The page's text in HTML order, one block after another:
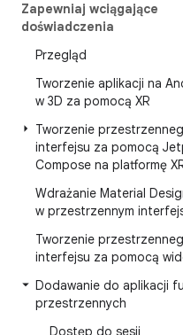
Zapewniaj wciągające
doświadczenia
Przegląd
Tworzenie aplikacji na
w 3D za pomocą XR
Tworzenie
interfejsu za pomocą
Compose na platformę
Wdrażanie Material
w przestrzennym
Tworzenie
interfejsu za pomocą
Dodawanie do aplikacji
przestrzennych
Dostęp do sesji